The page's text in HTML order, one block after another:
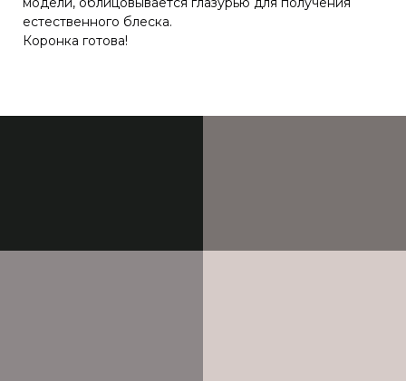
естественного блеска.
Коронка готова!